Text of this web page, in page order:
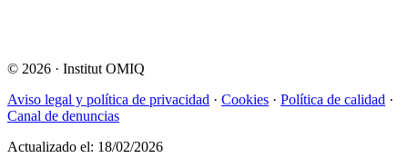
© 2026 · Institut OMIQ
Aviso legal y política de privacidad · Cookies · Política de calidad ·
Canal de denuncias
Actualizado el: 18/02/2026